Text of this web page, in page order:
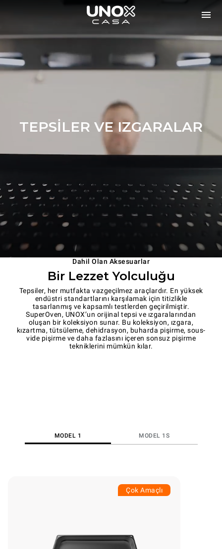
TEPSİLER VE IZGARALAR
Dahil Olan Aksesuarlar
Bir Lezzet Yolculuğu
Tepsiler, her mutfakta vazgeçilmez araçlardır. En yüksek
endüstri standartlarını karşılamak için titizlikle
tasarlanmış ve kapsamlı testlerden geçirilmiştir.
SuperOven, UNOX’un orijinal tepsi ve ızgaralarından
oluşan bir koleksiyon sunar. Bu koleksiyon, ızgara,
kızartma, tütsüleme, dehidrasyon, buharda pişirme, sous-
vide pişirme ve daha fazlasını içeren sonsuz pişirme
tekniklerini mümkün kılar.
MODEL 1 MODEL 1S
Çok Amaçlı